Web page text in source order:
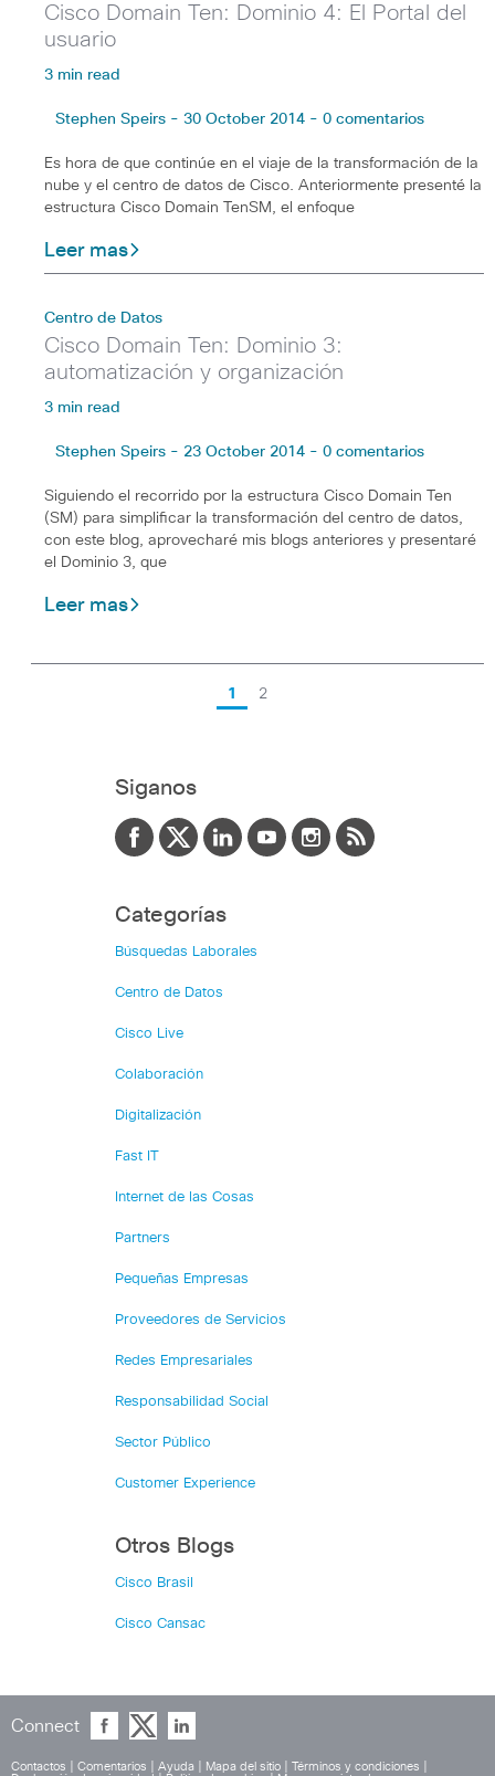
Cisco Domain Ten: Dominio 4: El Portal del
usuario
3 min read
Stephen Speirs - 30 October 2014 - 0 comentarios
Es hora de que continúe en el viaje de la transformación de la
nube y el centro de datos de Cisco. Anteriormente presenté la
estructura Cisco Domain TenSM, el enfoque
Leer mas
Centro de Datos
Cisco Domain Ten: Dominio 3:
automatización y organización
3 min read
Stephen Speirs - 23 October 2014 - 0 comentarios
Siguiendo el recorrido por la estructura Cisco Domain Ten
(SM) para simplificar la transformación del centro de datos,
con este blog, aprovecharé mis blogs anteriores y presentaré
el Dominio 3, que
Leer mas
1 2
Siganos
Categorías
Búsquedas Laborales
Centro de Datos
Cisco Live
Colaboración
Digitalización
Fast IT
Internet de las Cosas
Partners
Pequeñas Empresas
Proveedores de Servicios
Redes Empresariales
Responsabilidad Social
Sector Público
Customer Experience
Otros Blogs
Cisco Brasil
Cisco Cansac
Connect
Contactos Comentarios Ayuda Mapa del sitio Términos y condiciones